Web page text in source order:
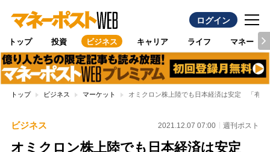
ログイン
トップ 投資 ビジネス キャリア ライフ マネー
トップ ビジネス マーケット オミクロン株上陸でも日本経済は安定 「有事
ビジネス 2021.12.07 07:00 週刊ポスト
オミクロン株上陸でも日本経済は安定